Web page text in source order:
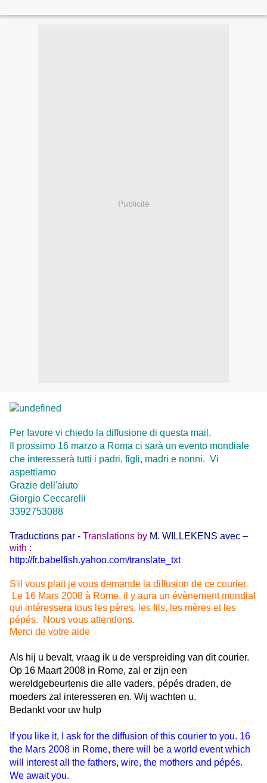
Publicité
Per favore vi chiedo la diffusione di questa mail.
Il prossimo 16 marzo a Roma ci sarà un evento mondiale
che interesserà tutti i padri, figli, madri e nonni. Vi
aspettiamo
Grazie dell'aiuto
Giorgio Ceccarelli
3392753088
Traductions par - Translations by M. WILLEKENS avec –
with :
http://fr.babelfish.yahoo.com/translate_txt
S'il vous plait je vous demande la diffusion de ce courier.
Le 16 Mars 2008 à Rome, il y aura un évènement mondial
qui intéressera tous les pères, les fils, les mères et les
pépés.
Nous vous attendons.
Merci de votre aide
Als hij u bevalt, vraag ik u de verspreiding van dit courier.
Op 16 Maart 2008 in Rome, zal er zijn een
wereldgebeurtenis die alle vaders, pépés draden, de
moeders zal interesseren en. Wij wachten u.
Bedankt voor uw hulp
If you like it, I ask for the diffusion of this courier to you. 16
the Mars 2008 in Rome, there will be a world event which
will interest all the fathers, wire, the mothers and pépés.
We await you.